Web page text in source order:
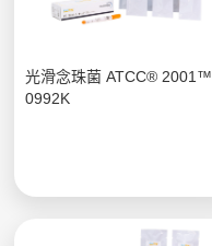
光滑念珠菌 ATCC® 2001™
0992K